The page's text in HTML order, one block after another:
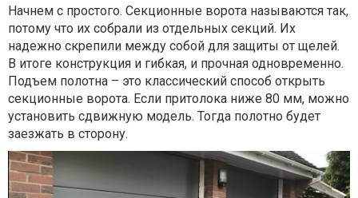
Начнем с простого. Секционные ворота называются так,
потому что их собрали из отдельных секций. Их
надежно скрепили между собой для защиты от щелей.
В итоге конструкция и гибкая, и прочная одновременно.
Подъем полотна – это классический способ открыть
секционные ворота. Если притолока ниже 80 мм, можно
установить сдвижную модель. Тогда полотно будет
заезжать в сторону.